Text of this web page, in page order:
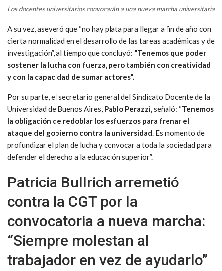
Los docentes universitarios convocarán a una nueva marcha universitaria
A su vez, aseveró que “no hay plata para llegar a fin de año con
cierta normalidad en el desarrollo de las tareas académicas y de
investigación”, al tiempo que concluyó: “Tenemos que poder
sostener la lucha con fuerza, pero también con creatividad
y con la capacidad de sumar actores”.
Por su parte, el secretario general del Sindicato Docente de la
Universidad de Buenos Aires, Pablo Perazzi,señaló: “Tenemos
la obligación de redoblar los esfuerzos para frenar el
ataque del gobierno contra la universidad. Es momento de
profundizar el plan de lucha y convocar a toda la sociedad para
defender el derecho a la educación superior”.
Patricia Bullrich arremetió
contra la CGT por la
convocatoria a nueva marcha:
“Siempre molestan al
trabajador en vez de ayudarlo”